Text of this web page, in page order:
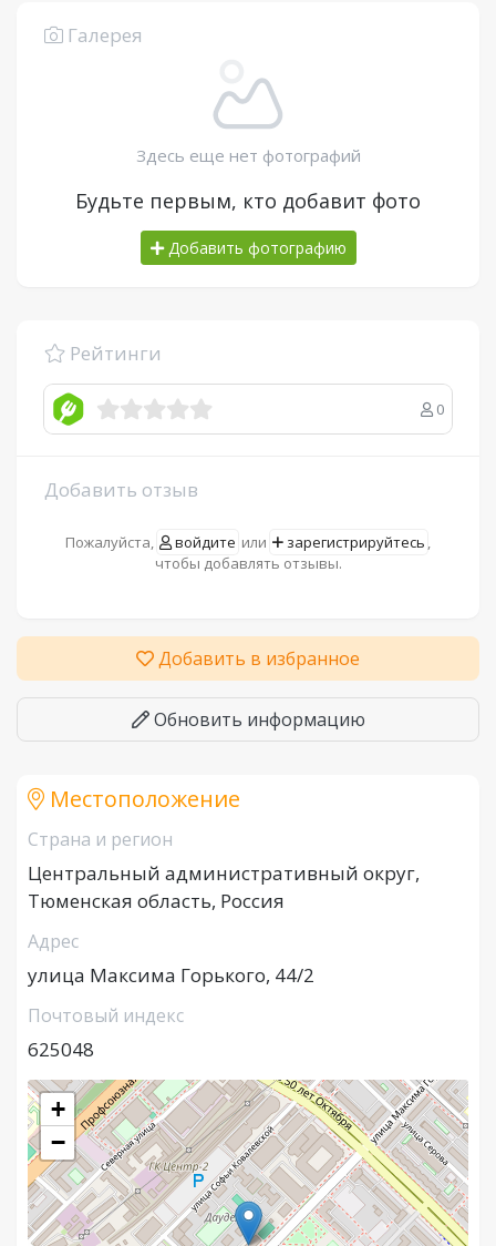
Галерея
Здесь еще нет фотографий
Будьте первым, кто добавит фото
Добавить фотографию
Рейтинги
0
Добавить отзыв
Пожалуйста, войдите или зарегистрируйтесь ,
чтобы добавлять отзывы.
Добавить в избранное
Обновить информацию
Местоположение
Страна и регион
Центральный административный округ,
Тюменская область, Россия
Адрес
улица Максима Горького, 44/2
Почтовый индекс
625048
+
−